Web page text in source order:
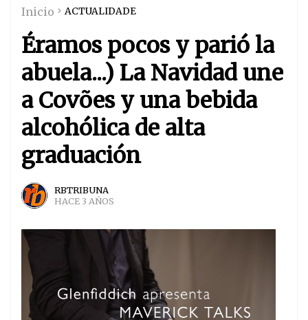
Inicio ACTUALIDADE
Éramos pocos y parió la
abuela...) La Navidad une
a Covões y una bebida
alcohólica de alta
graduación
RBTRIBUNA
HACE 3 AÑOS